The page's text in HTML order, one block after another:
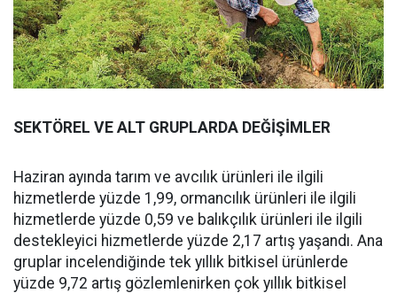
SEKTÖREL VE ALT GRUPLARDA DEĞİŞİMLER
Haziran ayında tarım ve avcılık ürünleri ile ilgili
hizmetlerde yüzde 1,99, ormancılık ürünleri ile ilgili
hizmetlerde yüzde 0,59 ve balıkçılık ürünleri ile ilgili
destekleyici hizmetlerde yüzde 2,17 artış yaşandı. Ana
gruplar incelendiğinde tek yıllık bitkisel ürünlerde
yüzde 9,72 artış gözlemlenirken çok yıllık bitkisel